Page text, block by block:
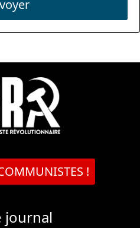
!
journal